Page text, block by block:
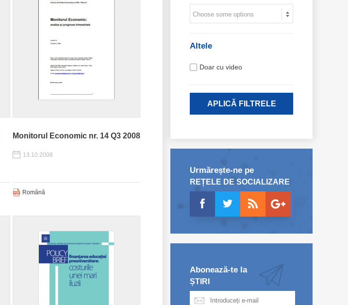
Monitorul Economic nr. 14 Q3 2008
13.10.2008
Română
Altele
Doar cu video
APLICĂ FILTRELE
Urmărește-ne pe
REȚELE DE SOCIALIZARE
Abonează-te la
ȘTIRI